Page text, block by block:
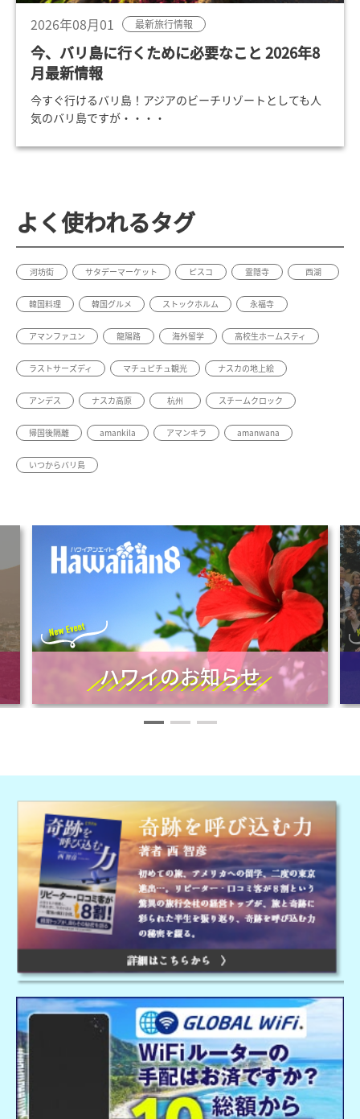
2026年08月01 最新旅行情報
今、バリ島に行くために必要なこと 2026年8
月最新情報
今すぐ行けるバリ島！アジアのビーチリゾートとしても人
気のバリ島ですが・・・・
よく使われるタグ
河坊街 サタデーマーケット ピスコ 霊隠寺 西湖
韓国料理 韓国グルメ ストックホルム 永福寺
アマンファユン 龍陽路 海外留学 高校生ホームスティ
ラストサーズディ マチュピチュ観光 ナスカの地上絵
アンデス ナスカ高原 杭州 スチームクロック
帰国後隔離 amankila アマンキラ amanwana
いつからバリ島
ハワイのお知らせ